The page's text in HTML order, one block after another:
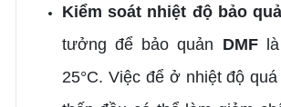
Kiểm soát nhiệt độ bảo
tưởng để bảo quản DMFlà
25°C. Việc để ở nhiệt độ